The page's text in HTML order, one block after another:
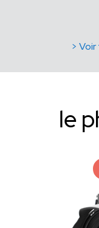
>
le